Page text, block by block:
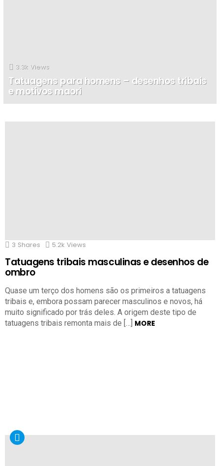
3.3k Views
Tatuagens para homens – desenhos tribais
e motivos maori
3 Shares 5.2k Views
Tatuagens tribais masculinas e desenhos de
ombro
Quase um terço dos homens são os primeiros a tatuagens
tribais e, embora possam parecer masculinos e novos, há
muito significado por trás deles. A origem deste tipo de
tatuagens tribais remonta mais de […] MORE